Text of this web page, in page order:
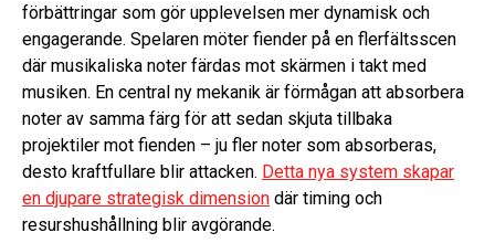
förbättringar som gör upplevelsen mer dynamisk och
engagerande. Spelaren möter fiender på en flerfältsscen
där musikaliska noter färdas mot skärmen i takt med
musiken. En central ny mekanik är förmågan att absorbera
noter av samma färg för att sedan skjuta tillbaka
projektiler mot fienden – ju fler noter som absorberas,
desto kraftfullare blir attacken. Detta nya system skapar
en djupare strategisk dimension där timing och
resurshushållning blir avgörande.